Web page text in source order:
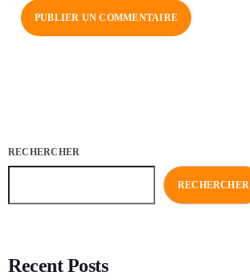
RECHERCHER
RECHERCHER
Recent Posts